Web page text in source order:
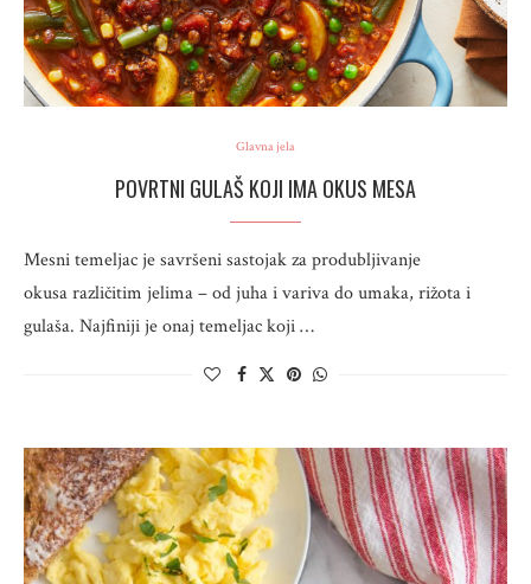
Glavna jela
POVRTNI GULAŠ KOJI IMA OKUS MESA
Mesni temeljac je savršeni sastojak za produbljivanje
okusa različitim jelima – od juha i variva do umaka, rižota i
gulaša. Najfiniji je onaj temeljac koji …